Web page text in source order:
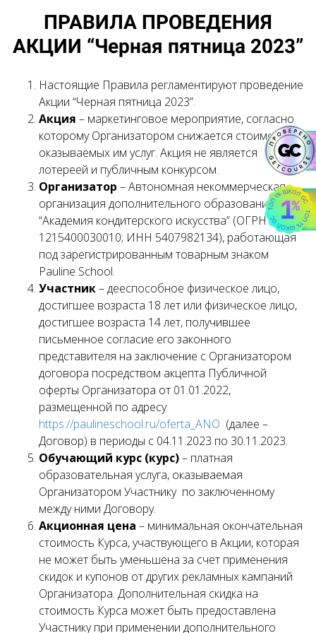
ПРАВИЛА ПРОВЕДЕНИЯ
АКЦИИ “Черная пятница 2023”
Настоящие Правила регламентируют проведение
Акции “Черная пятница 2023”.
Акция – маркетинговое мероприятие, согласно
которому Организатором снижается стоимость
оказываемых им услуг. Акция не является
лотереей и публичным конкурсом.
Организатор – Автономная некоммерческая
организация дополнительного образования
“Академия кондитерского искусства” (ОГРН
1215400030010; ИНН 5407982134), работающая
под зарегистрированным товарным знаком
Pauline School.
Участник– дееспособное физическое лицо,
достигшее возраста 18 лет или физическое лицо,
достигшее возраста 14 лет, получившее
письменное согласие его законного
представителя на заключение с Организатором
договора посредством акцепта Публичной
оферты Организатора от 01.01.2022,
размещенной по адресу
https://paulineschool.ru/oferta_ANO (далее –
Договор) в периоды с 04.11.2023 по 30.11.2023.
Обучающий курс (курс)– платная
образовательная услуга, оказываемая
Организатором Участнику по заключенному
между ними Договору.
Акционная цена – минимальная окончательная
стоимость Курса, участвующего в Акции, которая
не может быть уменьшена за счет применения
скидок и купонов от других рекламных кампаний
Организатора. Дополнительная скидка на
стоимость Курса может быть предоставлена
Участнику при применении дополнительного